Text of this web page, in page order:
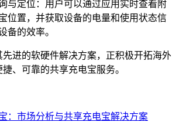
与定位：用户可以通过应用实时查看附
位置，并获取设备的电量和使用状态信
备的效率。
进的软硬件解决方案，正积极开拓海外
、可靠的共享充电宝服务。
：市场分析与共享充电宝解决方案